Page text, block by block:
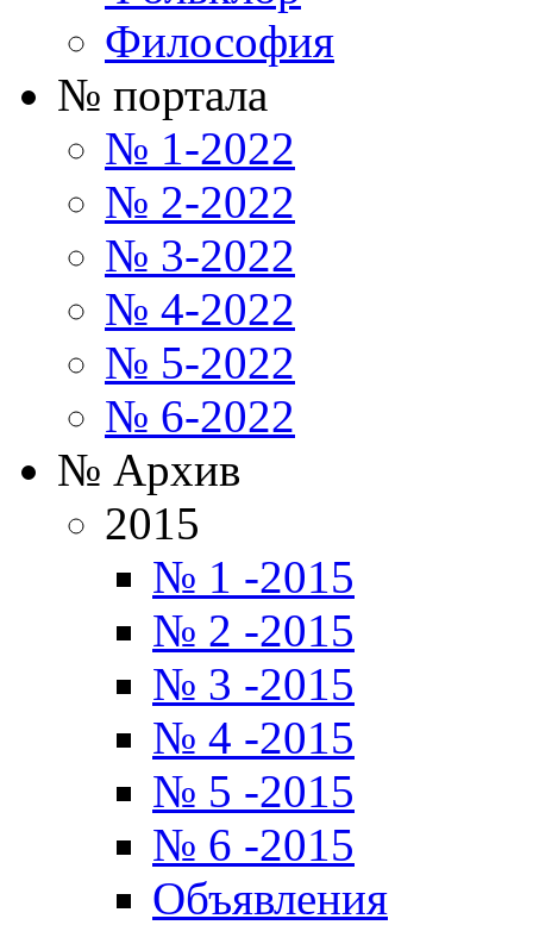
Философия
№ портала
№ 1-2022
№ 2-2022
№ 3-2022
№ 4-2022
№ 5-2022
№ 6-2022
№ Архив
2015
№ 1 -2015
№ 2 -2015
№ 3 -2015
№ 4 -2015
№ 5 -2015
№ 6 -2015
Объявления